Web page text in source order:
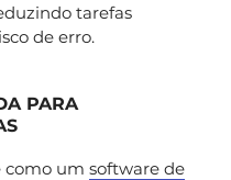
tarefas
de erro.
PARA
como um software de